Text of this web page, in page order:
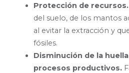
Protección de recursos.
del suelo, de los mantos
al evitar la extracción y
fósiles.
Disminución de la
procesos productivos.